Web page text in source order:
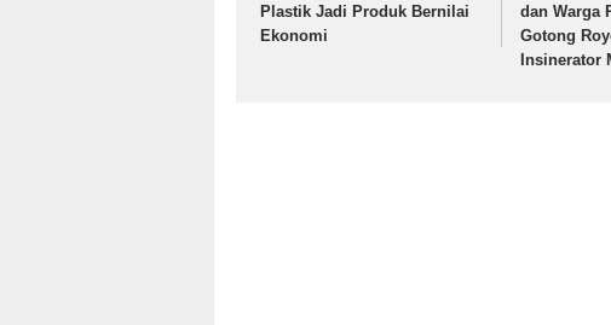
Plastik Jadi Produk Bernilai
Ekonomi
dan Warga
Gotong
Insinerator